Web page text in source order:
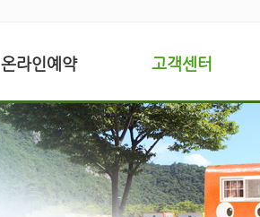
온라인예약 고객센터